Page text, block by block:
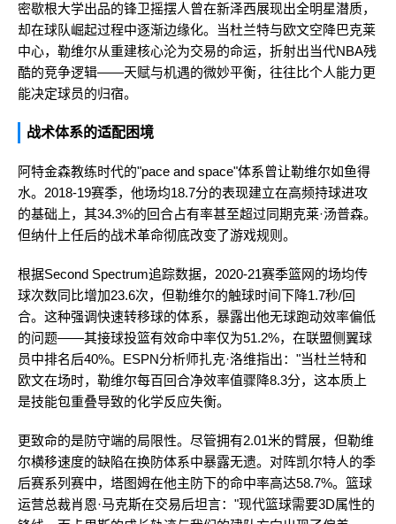
密歇根大学出品的锋卫摇摆人曾在新泽西展现出全明星潜质，
却在球队崛起过程中逐渐边缘化。当杜兰特与欧文空降巴克莱
中心，勒维尔从重建核心沦为交易的命运，折射出当代NBA残
酷的竞争逻辑——天赋与机遇的微妙平衡，往往比个人能力更
能决定球员的归宿。
战术体系的适配困境
阿特金森教练时代的"pace and space"体系曾让勒维尔如鱼得
水。2018-19赛季，他场均18.7分的表现建立在高频持球进攻
的基础上，其34.3%的回合占有率甚至超过同期克莱·汤普森。
但纳什上任后的战术革命彻底改变了游戏规则。
根据Second Spectrum追踪数据，2020-21赛季篮网的场均传
球次数同比增加23.6次，但勒维尔的触球时间下降1.7秒/回
合。这种强调快速转移球的体系，暴露出他无球跑动效率偏低
的问题——其接球投篮有效命中率仅为51.2%，在联盟侧翼球
员中排名后40%。ESPN分析师扎克·洛维指出："当杜兰特和
欧文在场时，勒维尔每百回合净效率值骤降8.3分，这本质上
是技能包重叠导致的化学反应失衡。
更致命的是防守端的局限性。尽管拥有2.01米的臂展，但勒维
尔横移速度的缺陷在换防体系中暴露无遗。对阵凯尔特人的季
后赛系列赛中，塔图姆在他主防下的命中率高达58.7%。篮球
运营总裁肖恩·马克斯在交易后坦言："现代篮球需要3D属性的